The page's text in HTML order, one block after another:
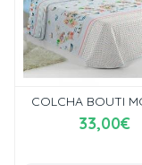
COLCHA BOUTI
33,00€